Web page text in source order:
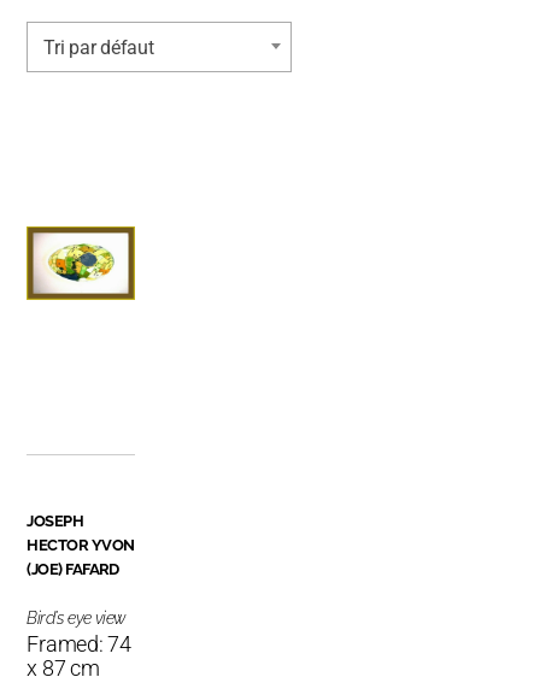
Tri par défaut
JOSEPH
HECTOR YVON
(JOE) FAFARD
Bird's eye view
Framed: 74
x 87 cm